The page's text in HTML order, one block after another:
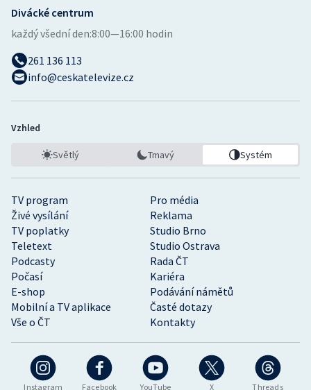
Ostatní
Instagram Facebook YouTube X Threads
TV program
Pro média
Živé vysílání
Reklama
TV poplatky
Studio Brno
Teletext
Studio Ostrava
Podcasty
Rada ČT
Počasí
Kariéra
E-shop
Podávání námětů
Mobilní a TV aplikace
Časté dotazy
Vše o ČT
Kontakty
Divácké centrum
každý všední den:8:00—16:00 hodin
261 136 113
info@ceskatelevize.cz
Vzhled
Světlý Tmavý Systém